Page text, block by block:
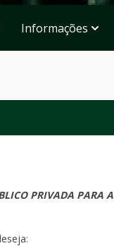
Informações
PRIVADA PARA A